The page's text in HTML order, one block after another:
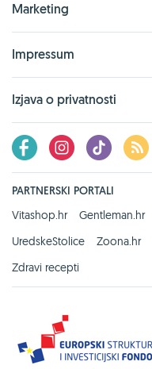
Marketing
Impressum
Izjava o privatnosti
PARTNERSKI PORTALI
Vitashop.hr
Gentleman.hr
UredskeStolice
Zoona.hr
Zdravi recepti